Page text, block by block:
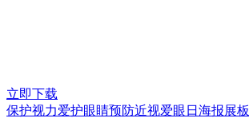
立即下载
保护视力爱护眼睛预防近视爱眼日海报展板